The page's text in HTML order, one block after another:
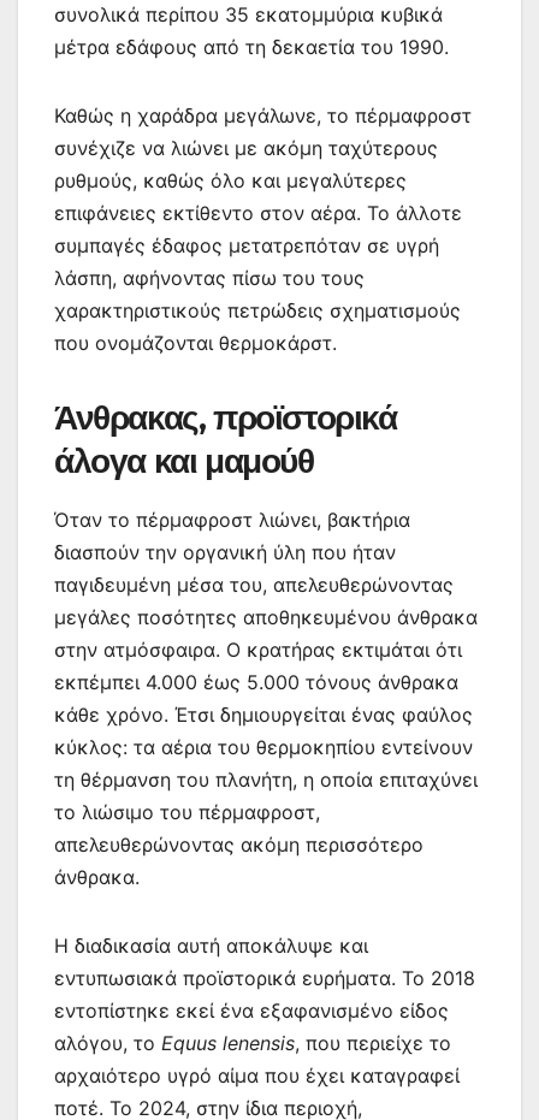
συνολικά περίπου 35 εκατομμύρια κυβικά
μέτρα εδάφους από τη δεκαετία του 1990.
Καθώς η χαράδρα μεγάλωνε, το πέρμαφροστ
συνέχιζε να λιώνει με ακόμη ταχύτερους
ρυθμούς, καθώς όλο και μεγαλύτερες
επιφάνειες εκτίθεντο στον αέρα. Το άλλοτε
συμπαγές έδαφος μετατρεπόταν σε υγρή
λάσπη, αφήνοντας πίσω του τους
χαρακτηριστικούς πετρώδεις σχηματισμούς
που ονομάζονται θερμοκάρστ.
Άνθρακας, προϊστορικά
άλογα και μαμούθ
Όταν το πέρμαφροστ λιώνει, βακτήρια
διασπούν την οργανική ύλη που ήταν
παγιδευμένη μέσα του, απελευθερώνοντας
μεγάλες ποσότητες αποθηκευμένου άνθρακα
στην ατμόσφαιρα. Ο κρατήρας εκτιμάται ότι
εκπέμπει 4.000 έως 5.000 τόνους άνθρακα
κάθε χρόνο. Έτσι δημιουργείται ένας φαύλος
κύκλος: τα αέρια του θερμοκηπίου εντείνουν
τη θέρμανση του πλανήτη, η οποία επιταχύνει
το λιώσιμο του πέρμαφροστ,
απελευθερώνοντας ακόμη περισσότερο
άνθρακα.
Η διαδικασία αυτή αποκάλυψε και
εντυπωσιακά προϊστορικά ευρήματα. Το 2018
εντοπίστηκε εκεί ένα εξαφανισμένο είδος
αλόγου, το Equus lenensis, που περιείχε το
αρχαιότερο υγρό αίμα που έχει καταγραφεί
ποτέ. Το 2024, στην ίδια περιοχή,